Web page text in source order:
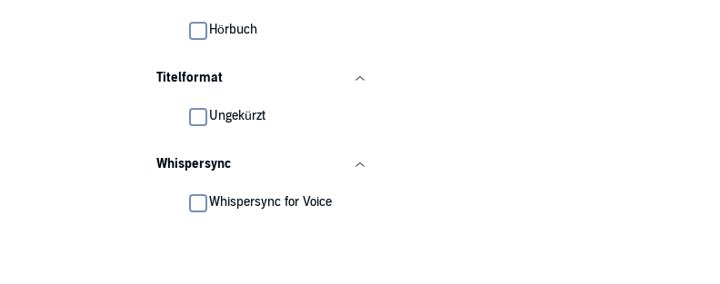
Hörbuch
Titelformat
Ungekürzt
Whispersync
Whispersync for Voice